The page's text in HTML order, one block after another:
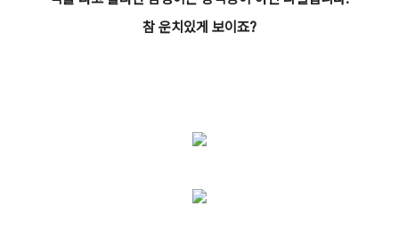
참 운치있게 보이죠?